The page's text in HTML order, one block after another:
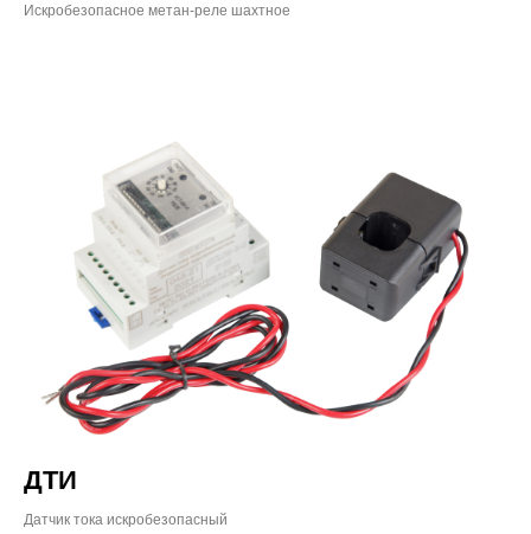
Искробезопасное метан-реле шахтное
ДТИ
Датчик тока искробезопасный